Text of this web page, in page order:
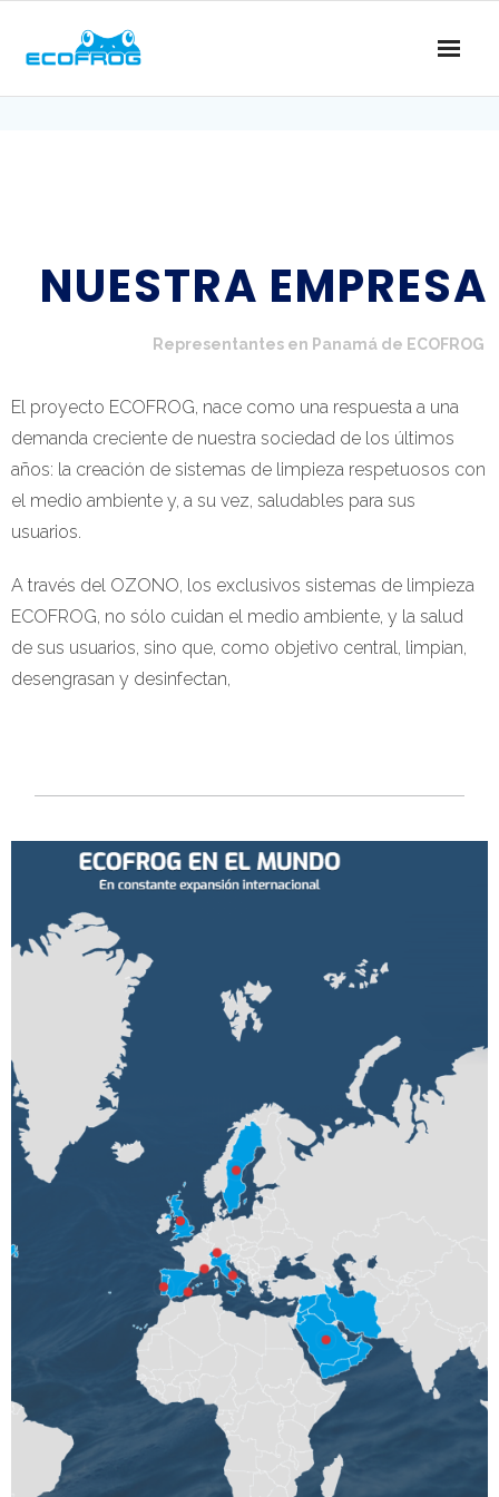
NUESTRA EMPRESA
Representantes en Panamá de ECOFROG
El proyecto ECOFROG, nace como una respuesta a una
demanda creciente de nuestra sociedad de los últimos
años: la creación de sistemas de limpieza respetuosos con
el medio ambiente y, a su vez, saludables para sus
usuarios.
A través del OZONO, los exclusivos sistemas de limpieza
ECOFROG, no sólo cuidan el medio ambiente, y la salud
de sus usuarios, sino que, como objetivo central, limpian,
desengrasan y desinfectan,